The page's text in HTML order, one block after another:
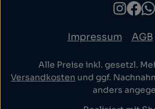
Impressum AGB
Alle Preise inkl. gesetzl.
Versandkosten und ggf.
anders